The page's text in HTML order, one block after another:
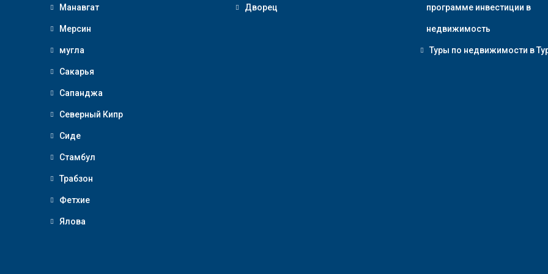
Манавгат
Мерсин
мугла
Сакарья
Сапанджа
Северный Кипр
Сиде
Стамбул
Трабзон
Фетхие
Ялова
Дворец программе инвестиции в
недвижимость
Туры по недвижимости в